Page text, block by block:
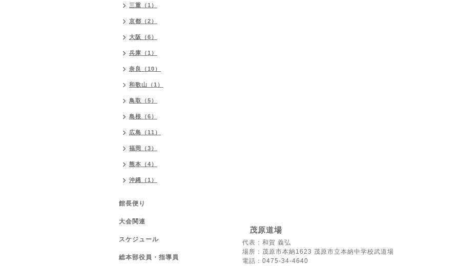
茂原道場
代表：和賀 義弘
場所：茂原市本納1623 茂原市立本納中学校武道場
電話：0475-34-4640
三重（1）
京都（2）
大阪（6）
兵庫（1）
奈良（10）
和歌山（1）
鳥取（5）
島根（6）
広島（11）
福岡（3）
熊本（4）
沖縄（1）
館長便り
大会関連
スケジュール
総本部役員・指導員